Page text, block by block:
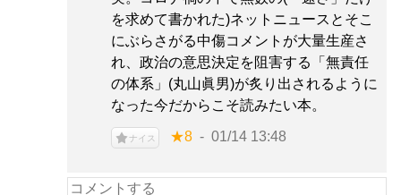
を求めて書かれた)ネットニュースとそこ
にぶらさがる中傷コメントが大量生産さ
れ、政治の意思決定を阻害する「無責任
の体系」(丸山眞男)が炙り出されるように
なった今だからこそ読みたい本。
ナイス ★8 01/14 13:48